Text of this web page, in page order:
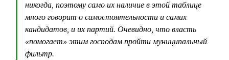
никогда, поэтому само их наличие в этой таблице
много говорит о самостоятельности и самих
кандидатов, и их партий. Очевидно, что власть
«помогает» этим господам пройти муниципальный
фильтр.